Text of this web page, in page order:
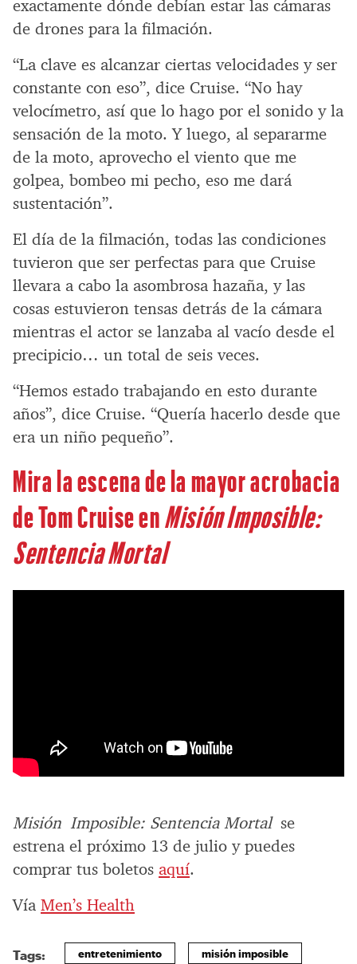
exactamente dónde debían estar las cámaras
de drones para la filmación.
“La clave es alcanzar ciertas velocidades y ser
constante con eso”, dice Cruise. “No hay
velocímetro, así que lo hago por el sonido y la
sensación de la moto. Y luego, al separarme
de la moto, aprovecho el viento que me
golpea, bombeo mi pecho, eso me dará
sustentación”.
El día de la filmación, todas las condiciones
tuvieron que ser perfectas para que Cruise
llevara a cabo la asombrosa hazaña, y las
cosas estuvieron tensas detrás de la cámara
mientras el actor se lanzaba al vacío desde el
precipicio… un total de seis veces.
“Hemos estado trabajando en esto durante
años”, dice Cruise. “Quería hacerlo desde que
era un niño pequeño”.
Mira la escena de la mayor acrobacia
de Tom Cruise enMisión Imposible:
Sentencia Mortal
Misión Imposible: Sentencia Mortalse
estrena el próximo 13 de julio y puedes
comprar tus boletos aquí.
Vía Men’s Health
Tags: entretenimiento misión imposible